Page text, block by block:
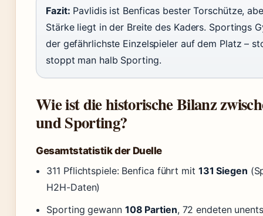
Fazit: Pavlidis ist Benficas bester Torschütze,
Stärke liegt in der Breite des Kaders. Sportings
der gefährlichste Einzelspieler auf dem Platz –
stoppt man halb Sporting.
Wie ist die historische Bilanz
und Sporting?
Gesamtstatistik der Duelle
311 Pflichtspiele: Benfica führt mit 131 Siegen
H2H-Daten)
Sporting gewann 108 Partien, 72 endeten